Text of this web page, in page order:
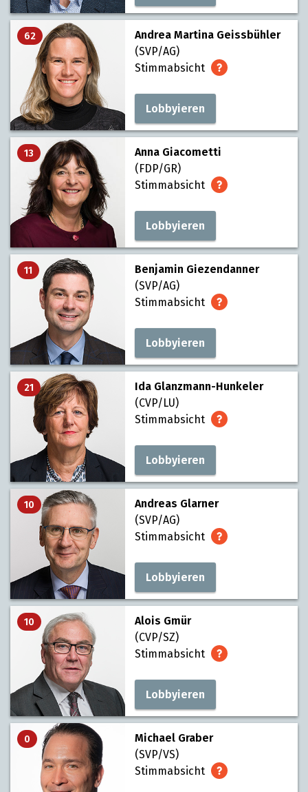
62
Andrea Martina Geissbühler
(SVP/AG)
Stimmabsicht
Lobbyieren
13
Anna Giacometti
(FDP/GR)
Stimmabsicht
Lobbyieren
11
Benjamin Giezendanner
(SVP/AG)
Stimmabsicht
Lobbyieren
21
Ida Glanzmann-Hunkeler
(CVP/LU)
Stimmabsicht
Lobbyieren
10
Andreas Glarner
(SVP/AG)
Stimmabsicht
Lobbyieren
10
Alois Gmür
(CVP/SZ)
Stimmabsicht
Lobbyieren
0
Michael Graber
(SVP/VS)
Stimmabsicht